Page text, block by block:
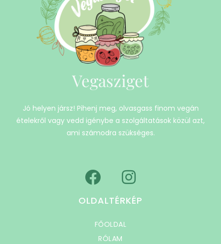
Vegasziget
Jó helyen jársz! Pihenj meg, olvasgass finom vegán
ételekről vagy vedd igénybe a szolgáltatások közül azt,
ami számodra szükséges.
OLDALTÉRKÉP
FŐOLDAL
RÓLAM